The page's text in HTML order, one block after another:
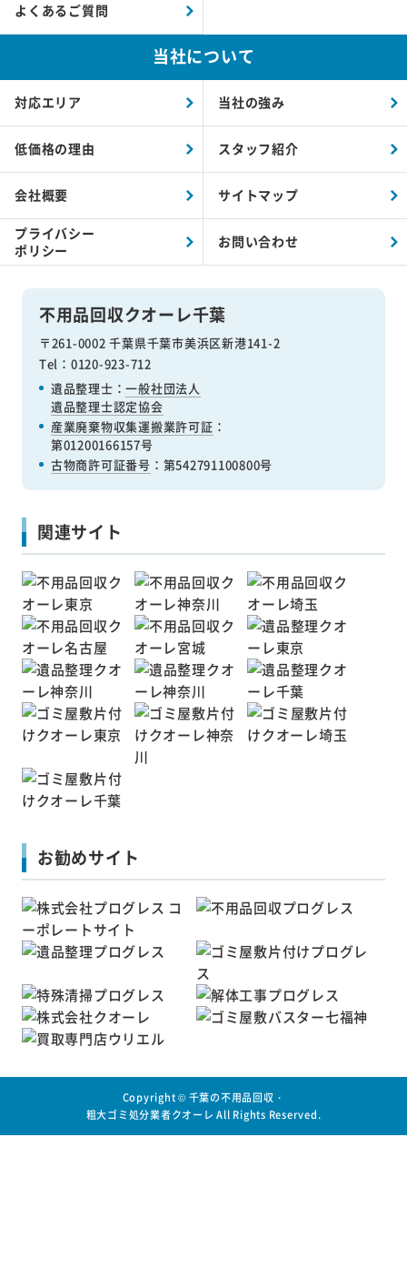
不用品回収クオーレ千葉
〒261-0002 千葉県千葉市美浜区新港141-2
Tel：0120-923-712
遺品整理士：一般社団法人
遺品整理士認定協会
産業廃棄物収集運搬業許可証 ：
第01200166157号
古物商許可証番号 ：第542791100800号
よくあるご質問
当社について
対応エリア 当社の強み
低価格の理由 スタッフ紹介
会社概要 サイトマップ
プライバシー
ポリシー
お問い合わせ
関連サイト
お勧めサイト
Copyright © 千葉の不用品回収・
粗大ゴミ処分業者クオーレ All Rights Reserved.